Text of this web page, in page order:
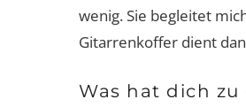
wenig. Sie begleitet
Gitarrenkoffer dient
Was hat dich